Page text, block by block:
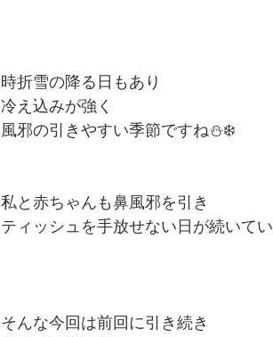
時折雪の降る日もあり
冷え込みが強く
風邪の引きやすい季節ですね⛄️❄️
私と赤ちゃんも鼻風邪を引き
ティッシュを手放せない日が続いて
そんな今回は前回に引き続き